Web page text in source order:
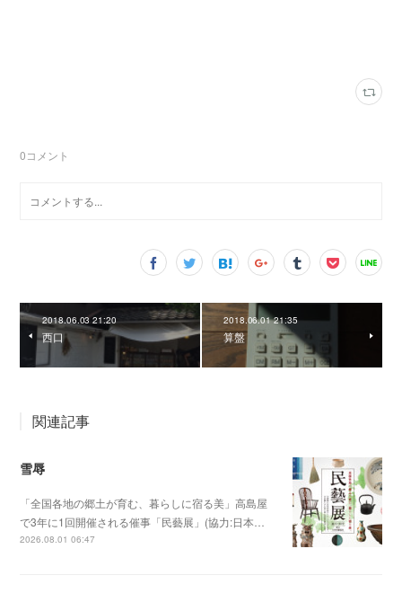
0コメント
2018.06.03 21:20
西口
2018.06.01 21:35
算盤
関連記事
雪辱
「全国各地の郷土が育む、暮らしに宿る美」高島屋
で3年に1回開催される催事「民藝展」(協力:日本…
2026.08.01 06:47